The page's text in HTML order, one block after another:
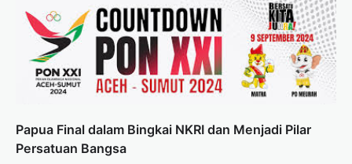
Papua Final dalam Bingkai NKRI dan Menjadi Pilar
Persatuan Bangsa